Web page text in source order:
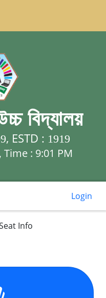
বিদ্যালয়
, ESTD : 1919
Time : 9:01 PM
Login
Info